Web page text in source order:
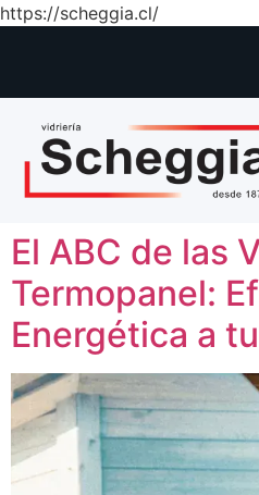
https://scheggia.cl/
El ABC de las
Termopanel:
Energética a